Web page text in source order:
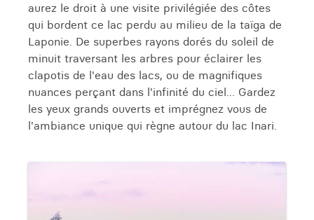
aurez le droit à une visite privilégiée des côtes
qui bordent ce lac perdu au milieu de la taïga de
Laponie. De superbes rayons dorés du soleil de
minuit traversant les arbres pour éclairer les
clapotis de l'eau des lacs, ou de magnifiques
nuances perçant dans l'infinité du ciel... Gardez
les yeux grands ouverts et imprégnez vous de
l'ambiance unique qui règne autour du lac Inari.